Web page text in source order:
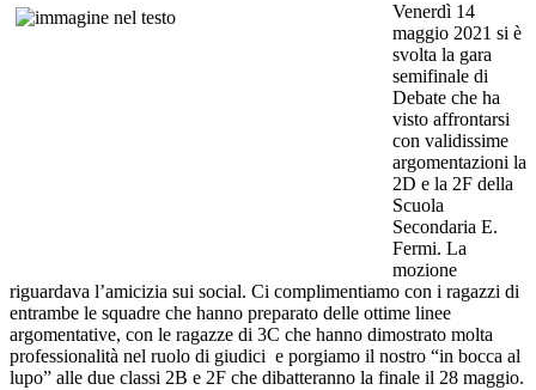
Venerdì 14
maggio 2021 si è
svolta la gara
semifinale di
Debate che ha
visto affrontarsi
con validissime
argomentazioni la
2D e la 2F della
Scuola
Secondaria E.
Fermi. La
mozione
riguardava l’amicizia sui social. Ci complimentiamo con i ragazzi di
entrambe le squadre che hanno preparato delle ottime linee
argomentative, con le ragazze di 3C che hanno dimostrato molta
professionalità nel ruolo di giudici e porgiamo il nostro “in bocca al
lupo” alle due classi 2B e 2F che dibatteranno la finale il 28 maggio.